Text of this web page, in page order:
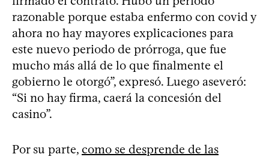
razonable porque estaba enfermo con covid y
ahora no hay mayores explicaciones para
este nuevo periodo de prórroga, que fue
mucho más allá de lo que finalmente el
gobierno le otorgó”, expresó. Luego aseveró:
“Si no hay firma, caerá la concesión del
casino”.
Por su parte, como se desprende de las